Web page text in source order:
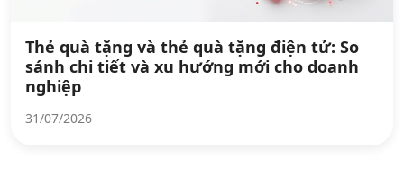
Thẻ quà tặng và thẻ quà tặng điện tử: So
sánh chi tiết và xu hướng mới cho doanh
nghiệp
31/07/2026